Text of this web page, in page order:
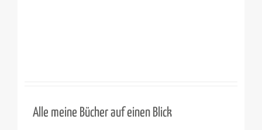
Alle meine Bücher auf einen Blick